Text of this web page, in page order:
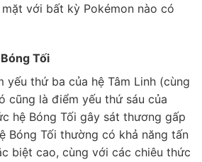
với bất kỳ Pokémon nào có
Tối
yếu thứ ba của hệ Tâm Linh (cùng
cũng là điểm yếu thứ sáu của
hệ Bóng Tối gây sát thương gấp
Bóng Tối thường có khả năng tấn
biệt cao, cùng với các chiêu thức